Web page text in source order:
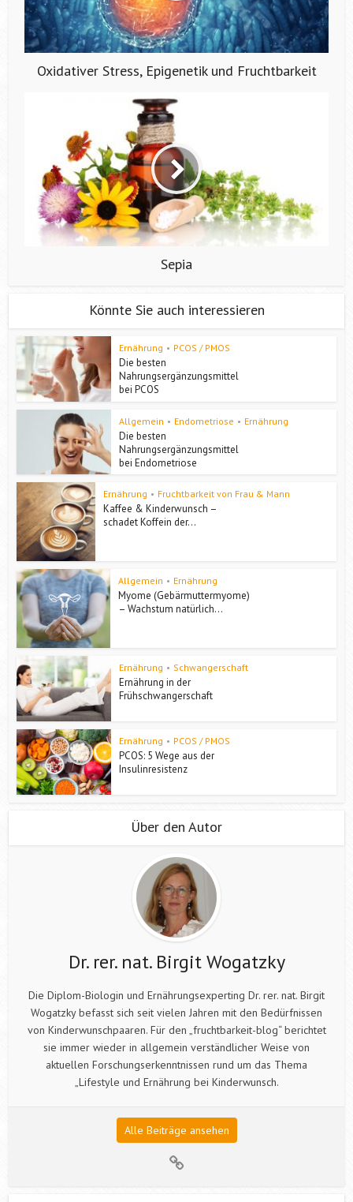
Oxidativer Stress, Epigenetik und Fruchtbarkeit
Sepia
Könnte Sie auch interessieren
Ernährung • PCOS / PMOS
Die besten
Nahrungsergänzungsmittel
bei PCOS
Allgemein • Endometriose • Ernährung
Die besten
Nahrungsergänzungsmittel
bei Endometriose
Ernährung • Fruchtbarkeit von Frau & Mann
Kaffee & Kinderwunsch –
schadet Koffein der...
Allgemein • Ernährung
Myome (Gebärmuttermyome)
– Wachstum natürlich...
Ernährung • Schwangerschaft
Ernährung in der
Frühschwangerschaft
Ernährung • PCOS / PMOS
PCOS: 5 Wege aus der
Insulinresistenz
Über den Autor
Dr. rer. nat. Birgit Wogatzky
Die Diplom-Biologin und Ernährungsexperting Dr. rer. nat. Birgit
Wogatzky befasst sich seit vielen Jahren mit den Bedürfnissen
von Kinderwunschpaaren. Für den „fruchtbarkeit-blog“ berichtet
sie immer wieder in allgemein verständlicher Weise von
aktuellen Forschungserkenntnissen rund um das Thema
„Lifestyle und Ernährung bei Kinderwunsch.
Alle Beiträge ansehen